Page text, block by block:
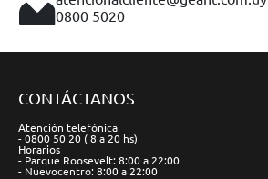
0800 5020
CONTÁCTANOS
Atención telefónica
- 0800 50 20 ( 8 a 20 hs)
Horarios
- Parque Roosevelt: 8:00 a 22:00
- Nuevocentro: 8:00 a 22:00